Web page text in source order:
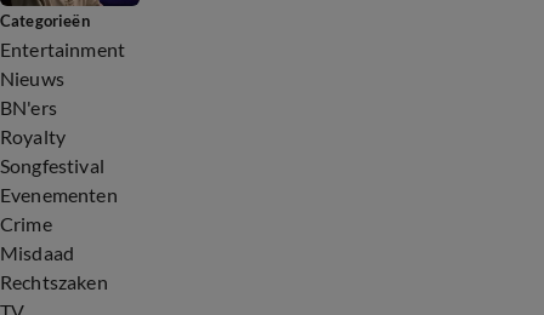
Categorieën
Entertainment
Nieuws
BN'ers
Royalty
Songfestival
Evenementen
Crime
Misdaad
Rechtszaken